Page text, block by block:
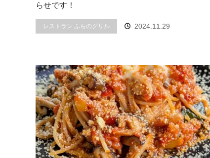
らせです！
レストラン ふらのグリル 2024.11.29